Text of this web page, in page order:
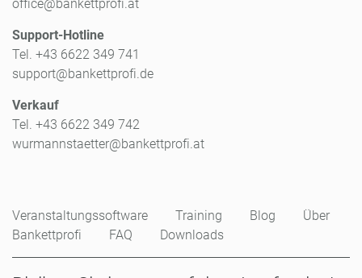
office@bankettprofi.at
Support-Hotline
Tel. +43 6622 349 741
support@bankettprofi.de
Verkauf
Tel. +43 6622 349 742
wurmannstaetter@bankettprofi.at
Veranstaltungssoftware Training Blog
Über
Bankettprofi
FAQ Downloads